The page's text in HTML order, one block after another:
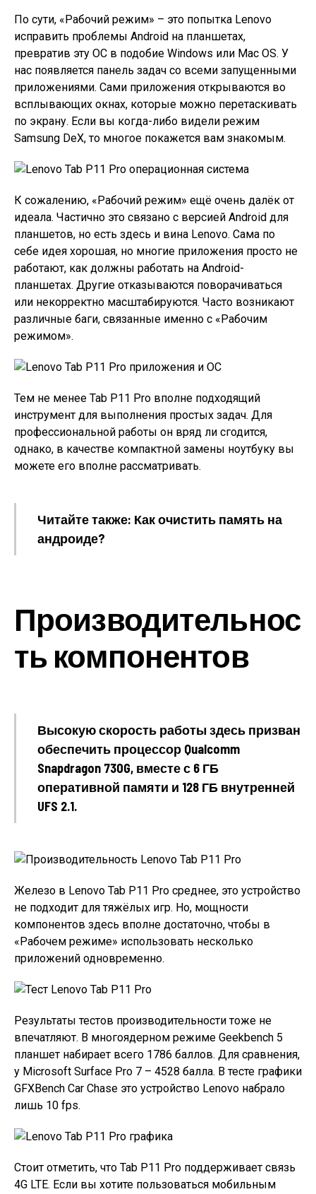
По сути, «Рабочий режим» – это попытка Lenovo
исправить проблемы Android на планшетах,
превратив эту ОС в подобие Windows или Mac OS. У
нас появляется панель задач со всеми запущенными
приложениями. Сами приложения открываются во
всплывающих окнах, которые можно перетаскивать
по экрану. Если вы когда-либо видели режим
Samsung DeX, то многое покажется вам знакомым.
К сожалению, «Рабочий режим» ещё очень далёк от
идеала. Частично это связано с версией Android для
планшетов, но есть здесь и вина Lenovo. Сама по
себе идея хорошая, но многие приложения просто не
работают, как должны работать на Android-
планшетах. Другие отказываются поворачиваться
или некорректно масштабируются. Часто возникают
различные баги, связанные именно с «Рабочим
режимом».
Тем не менее Tab P11 Pro вполне подходящий
инструмент для выполнения простых задач. Для
профессиональной работы он вряд ли сгодится,
однако, в качестве компактной замены ноутбуку вы
можете его вполне рассматривать.
Читайте также: Как очистить память на
андроиде?
Производительнос
ть компонентов
Высокую скорость работы здесь призван
обеспечить процессор Qualcomm
Snapdragon 730G, вместе с 6 ГБ
оперативной памяти и 128 ГБ внутренней
UFS 2.1.
Железо в Lenovo Tab P11 Pro среднее, это устройство
не подходит для тяжёлых игр. Но, мощности
компонентов здесь вполне достаточно, чтобы в
«Рабочем режиме» использовать несколько
приложений одновременно.
Результаты тестов производительности тоже не
впечатляют. В многоядерном режиме Geekbench 5
планшет набирает всего 1786 баллов. Для сравнения,
у Microsoft Surface Pro 7 – 4528 балла. В тесте графики
GFXBench Car Chase это устройство Lenovo набрало
лишь 10 fps.
Стоит отметить, что Tab P11 Pro поддерживает связь
4G LTE. Если вы хотите пользоваться мобильным